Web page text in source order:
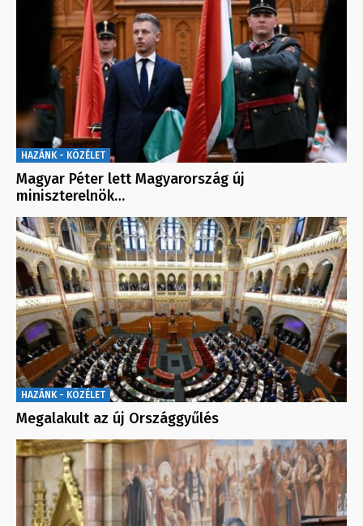
HAZÁNK - KÖZÉLET
Magyar Péter lett Magyarország új
miniszterelnök…
HAZÁNK - KÖZÉLET
Megalakult az új Országgyűlés